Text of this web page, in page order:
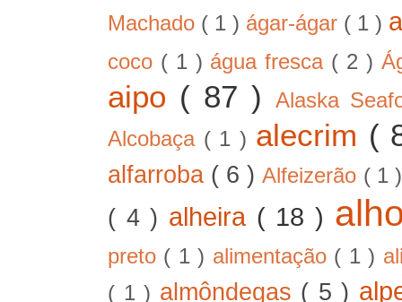
Machado ( 1 ) ágar-ágar ( 1 )
coco ( 1 ) água fresca ( 2 )
aipo ( 87 )
Alaska
Alcobaça ( 1 ) alecrim (
alfarroba ( 6 )Alfeizerão ( 1
( 4 ) alheira ( 18 )
preto ( 1 ) alimentação ( 1 )
( 1 ) almôndegas ( 5 )